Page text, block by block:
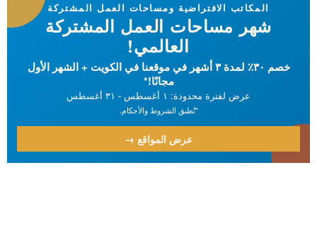
المكاتب الافتراضية ومساحات العمل المشتركة
شهر مساحات العمل المشتركة
العالمي!
خصم ٣٠٪ لمدة ٣ أشهر في موقعنا في الكويت + الشهر الأول
مجانًا!*
عرض لفترة محدودة: ۱ أغسطس - ٣۱ أغسطس
*تُطبق الشروط والأحكام.
عرض المواقع →